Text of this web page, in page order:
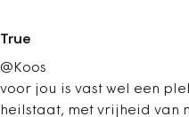
True
@Koos
voor jou is vast wel een
heilstaat, met vrijheid van